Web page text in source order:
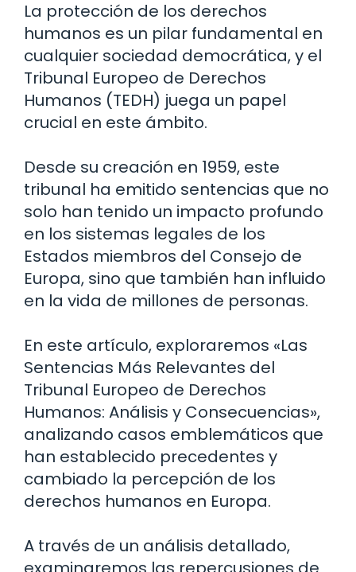
La protección de los derechos
humanos es un pilar fundamental en
cualquier sociedad democrática, y el
Tribunal Europeo de Derechos
Humanos (TEDH) juega un papel
crucial en este ámbito.
Desde su creación en 1959, este
tribunal ha emitido sentencias que no
solo han tenido un impacto profundo
en los sistemas legales de los
Estados miembros del Consejo de
Europa, sino que también han influido
en la vida de millones de personas.
En este artículo, exploraremos «Las
Sentencias Más Relevantes del
Tribunal Europeo de Derechos
Humanos: Análisis y Consecuencias»,
analizando casos emblemáticos que
han establecido precedentes y
cambiado la percepción de los
derechos humanos en Europa.
A través de un análisis detallado,